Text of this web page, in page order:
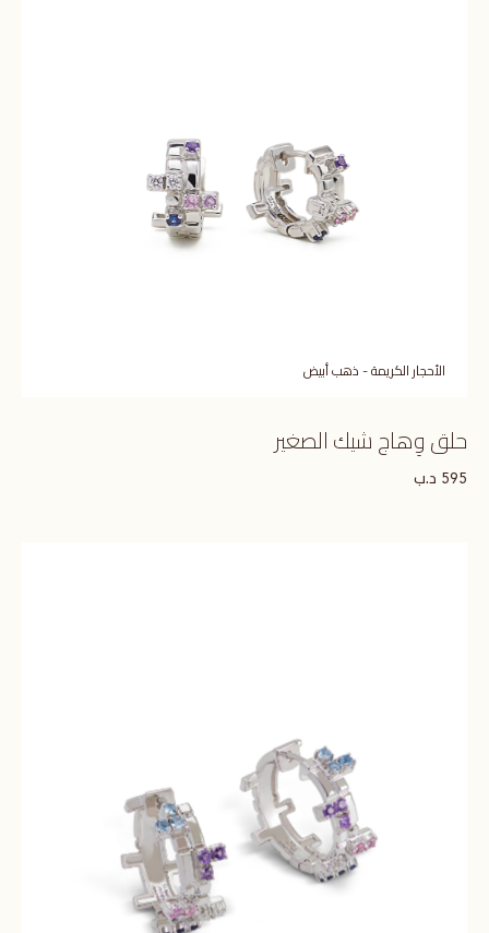
الأحجار الكريمة - ذهب أبيض
حلق وِهاج شيك الصغير
595 د.ب